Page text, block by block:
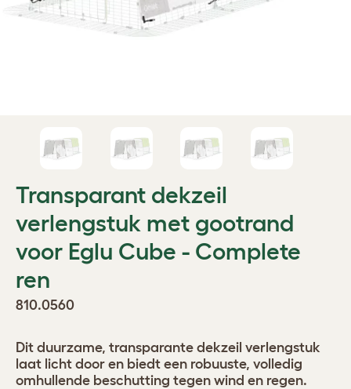
Transparant dekzeil
verlengstuk met gootrand
voor Eglu Cube - Complete
ren
810.0560
Dit duurzame, transparante dekzeil verlengstuk
laat licht door en biedt een robuuste, volledig
omhullende beschutting tegen wind en regen.